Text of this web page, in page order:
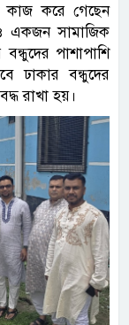
কাজ করে গেছেন
একজন সামাজিক
পাশাপাশি
ঢাকার বন্ধুদের
রাখা হয়।